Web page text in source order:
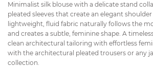
Minimalist silk blouse with a delicate stand
pleated sleeves that create an elegant
lightweight, fluid fabric naturally follows the
and creates a subtle, feminine shape. A
clean architectural tailoring with effortless
with the architectural pleated trousers or any
collection.